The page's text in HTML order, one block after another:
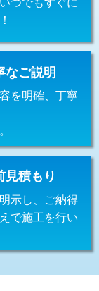
円+材料費
円+材料費
円
円
円
円
円
なご説明
を明確、丁寧
見積もり
示し、ご納得
で施工を行い